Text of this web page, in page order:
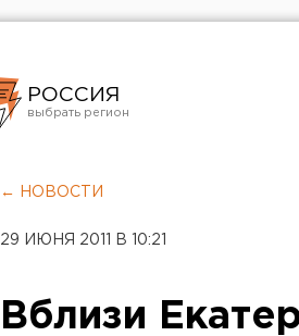
РОССИЯ
Челябинск
← НОВОСТИ
29 ИЮНЯ 2011 В 10:21
Вблизи